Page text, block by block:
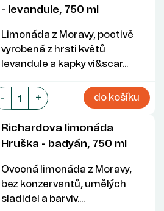
- levandule, 750 ml
Limonáda z Moravy, poctivě
vyrobená z hrsti květů
levandule a kapky vi&scar...
- + do košíku
Richardova limonáda
Hruška - badyán, 750 ml
Ovocná limonáda z Moravy,
bez konzervantů, umělých
sladidel a barviv....